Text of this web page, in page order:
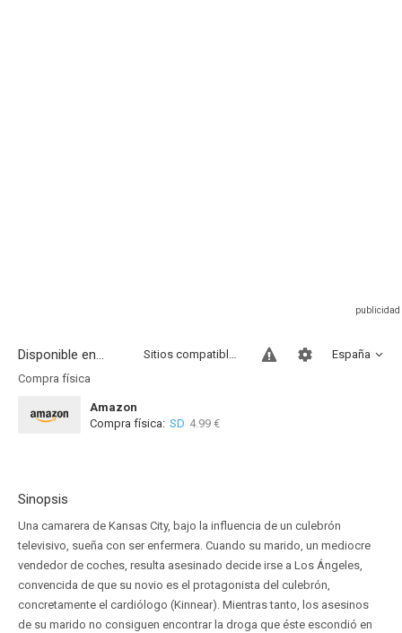
Disponible en... España
Sitios compatibles
Compra física
Amazon
Compra física: SD 4.99 €
Sinopsis
Una camarera de Kansas City, bajo la influencia de un culebrón
televisivo, sueña con ser enfermera. Cuando su marido, un mediocre
vendedor de coches, resulta asesinado decide irse a Los Ángeles,
convencida de que su novio es el protagonista del culebrón,
concretamente el cardiólogo (Kinnear). Mientras tanto, los asesinos
de su marido no consiguen encontrar la droga que éste escondió en